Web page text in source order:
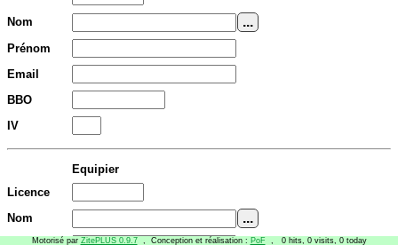
Nom
Prénom
Email
BBO
IV
Equipier
Licence
Nom
Motorisé par ZitePLUS 0.9.7, Conception et réalisation : PoF , 0 hits, 0 visits, 0 today